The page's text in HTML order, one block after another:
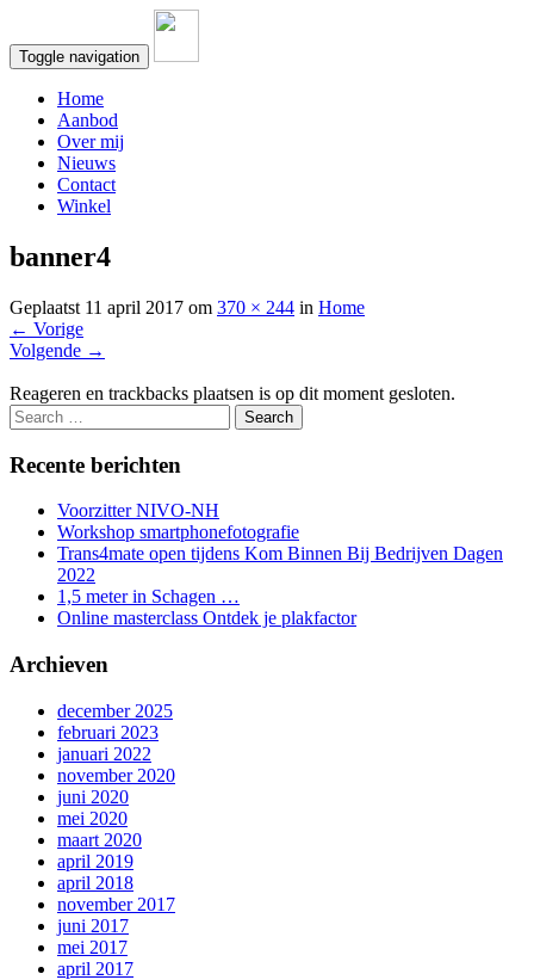
Toggle navigation
Home
Aanbod
Over mij
Nieuws
Contact
Winkel
banner4
Geplaatst 11 april 2017 om 370 × 244 in Home
← Vorige
Volgende →
Reageren en trackbacks plaatsen is op dit moment gesloten.
Recente berichten
Voorzitter NIVO-NH
Workshop smartphonefotografie
Trans4mate open tijdens Kom Binnen Bij Bedrijven Dagen
2022
1,5 meter in Schagen …
Online masterclass Ontdek je plakfactor
Archieven
december 2025
februari 2023
januari 2022
november 2020
juni 2020
mei 2020
maart 2020
april 2019
april 2018
november 2017
juni 2017
mei 2017
april 2017